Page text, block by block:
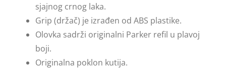
sjajnog crnog laka.
Grip (držač) je izrađen od ABS plastike.
Olovka sadrži originalni Parker refil u plavoj
boji.
Originalna poklon kutija.